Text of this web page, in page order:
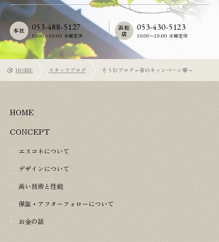
053-488-5127
10:00〜19:00 水曜定休
本社 053-430-5123
10:00〜19:00 水曜定休
浜松
店
HOME スタッフブログ そうむブログ～春のキャンペーン🌸～
HOME
CONCEPT
エスコネについて
デザインについて
高い技術と性能
保証・アフターフォローについて
お金の話